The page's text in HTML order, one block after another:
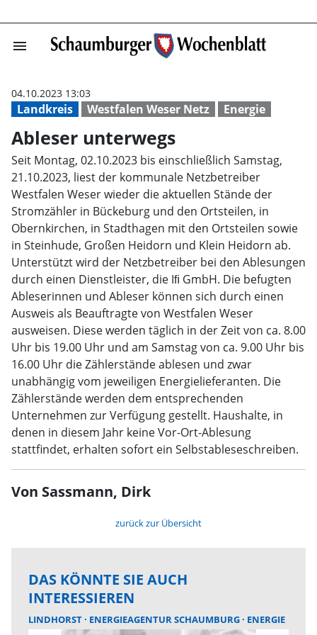
menu Ableser
Landkreis Westfalen Weser Netz Energie
04.10.2023 13:03
Ableser unterwegs
Seit Montag, 02.10.2023 bis einschließlich Samstag,
21.10.2023, liest der kommunale Netzbetreiber
Westfalen Weser wieder die aktuellen Stände der
Stromzähler in Bückeburg und den Ortsteilen, in
Obernkirchen, in Stadthagen mit den Ortsteilen sowie
in Steinhude, Großen Heidorn und Klein Heidorn ab.
Unterstützt wird der Netzbetreiber bei den Ablesungen
durch einen Dienstleister, die Iﬁ GmbH. Die befugten
Ableserinnen und Ableser können sich durch einen
Ausweis als Beauftragte von Westfalen Weser
ausweisen. Diese werden täglich in der Zeit von ca. 8.00
Uhr bis 19.00 Uhr und am Samstag von ca. 9.00 Uhr bis
16.00 Uhr die Zählerstände ablesen und zwar
unabhängig vom jeweiligen Energielieferanten. Die
Zählerstände werden dem entsprechenden
Unternehmen zur Verfügung gestellt. Haushalte, in
denen in diesem Jahr keine Vor-Ort-Ablesung
stattfindet, erhalten sofort ein Selbstableseschreiben.
Von Sassmann, Dirk
zurück zur Übersicht
DAS KÖNNTE SIE AUCH
INTERESSIEREN
LINDHORST ENERGIEAGENTUR SCHAUMBURG ENERGIE